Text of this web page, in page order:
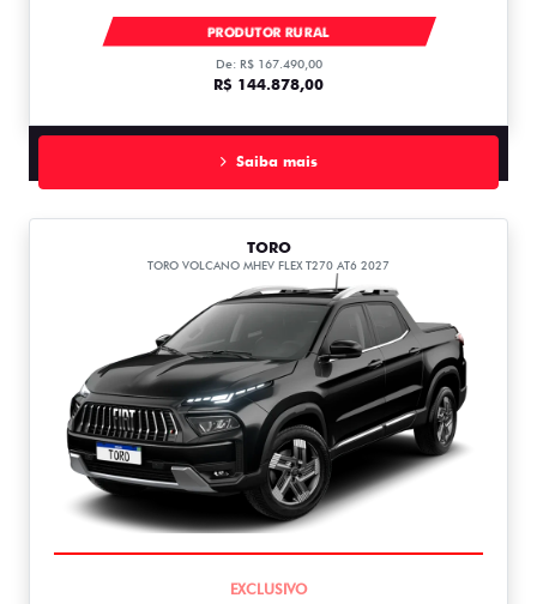
PRODUTOR RURAL
De: R$ 167.490,00
R$ 144.878,00
Saiba mais
TORO
TORO VOLCANO MHEV FLEX T270 AT6 2027